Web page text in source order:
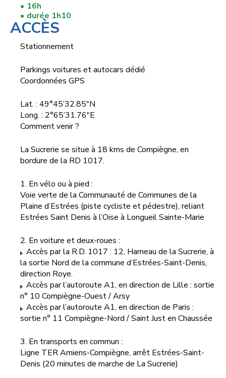
16h
durée 1h10
ACCÈS
Stationnement
Parkings voitures et autocars dédié
Coordonnées GPS
Lat. : 49°45’32.85"N
Long. : 2°65’31.76"E
Comment venir ?
La Sucrerie se situe à 18 kms de Compiègne, en
bordure de la RD 1017.
1. En vélo ou à pied :
Voie verte de la Communauté de Communes de la
Plaine d’Estrées (piste cycliste et pédestre), reliant
Estrées Saint Denis à l’Oise à Longueil Sainte-Marie
2. En voiture et deux-roues :
Accès par la R.D. 1017 : 12, Hameau de la Sucrerie, à
la sortie Nord de la commune d’Estrées-Saint-Denis,
direction Roye.
Accès par l’autoroute A1, en direction de Lille : sortie
n° 10 Compiègne-Ouest / Arsy
Accès par l’autoroute A1, en direction de Paris :
sortie n° 11 Compiègne-Nord / Saint Just en Chaussée
3. En transports en commun :
Ligne TER Amiens-Compiègne, arrêt Estrées-Saint-
Denis (20 minutes de marche de La Sucrerie)